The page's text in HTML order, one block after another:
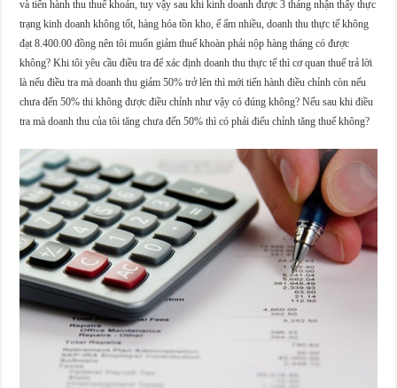
và tiến hành thu thuế khoán, tuy vậy sau khi kinh doanh được 3 tháng nhận thấy thực
trạng kinh doanh không tốt, hàng hóa tồn kho, ế ẩm nhiều, doanh thu thực tế không
đạt 8.400.00 đồng nên tôi muốn giảm thuế khoàn phải nộp hàng tháng có được
không? Khi tôi yêu cầu điều tra để xác định doanh thu thực tế thì cơ quan thuế trả lời
là nếu điều tra mà doanh thu giảm 50% trở lên thì mới tiến hành điều chỉnh còn nếu
chưa đến 50% thi không được điều chỉnh như vậy có đúng không? Nếu sau khi điều
tra mà doanh thu của tôi tăng chưa đến 50% thì có phải điểu chỉnh tăng thuế không?